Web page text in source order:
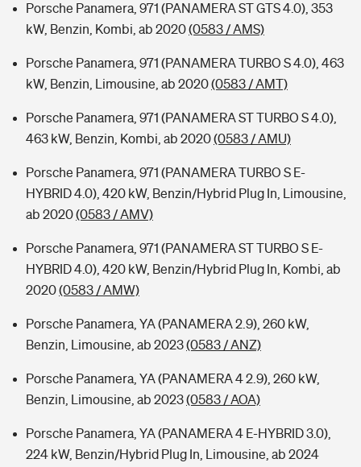
Porsche Panamera, 971 (PANAMERA ST GTS 4.0), 353
kW, Benzin, Kombi, ab 2020(0583 / AMS)
Porsche Panamera, 971 (PANAMERA TURBO S 4.0), 463
kW, Benzin, Limousine, ab 2020(0583 / AMT)
Porsche Panamera, 971 (PANAMERA ST TURBO S 4.0),
463 kW, Benzin, Kombi, ab 2020(0583 / AMU)
Porsche Panamera, 971 (PANAMERA TURBO S E-
HYBRID 4.0), 420 kW, Benzin/Hybrid Plug In, Limousine,
ab 2020(0583 / AMV)
Porsche Panamera, 971 (PANAMERA ST TURBO S E-
HYBRID 4.0), 420 kW, Benzin/Hybrid Plug In, Kombi, ab
2020(0583 / AMW)
Porsche Panamera, YA (PANAMERA 2.9), 260 kW,
Benzin, Limousine, ab 2023(0583 / ANZ)
Porsche Panamera, YA (PANAMERA 4 2.9), 260 kW,
Benzin, Limousine, ab 2023(0583 / AOA)
Porsche Panamera, YA (PANAMERA 4 E-HYBRID 3.0),
224 kW, Benzin/Hybrid Plug In, Limousine, ab 2024